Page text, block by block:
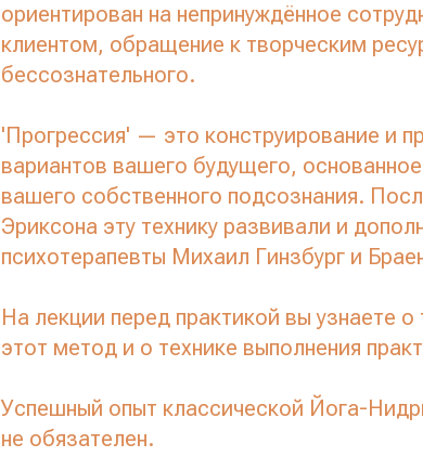
ориентирован на непринуждённое
клиентом, обращение к творческим
бессознательного.
'Прогрессия' — это конструирование и
вариантов вашего будущего, основанное
вашего собственного подсознания.
Эриксона эту технику развивали и
психотерапевты Михаил Гинзбург и
На лекции перед практикой вы узнаете
этот метод и о технике выполнения
Успешный опыт классической Йога-
не обязателен.